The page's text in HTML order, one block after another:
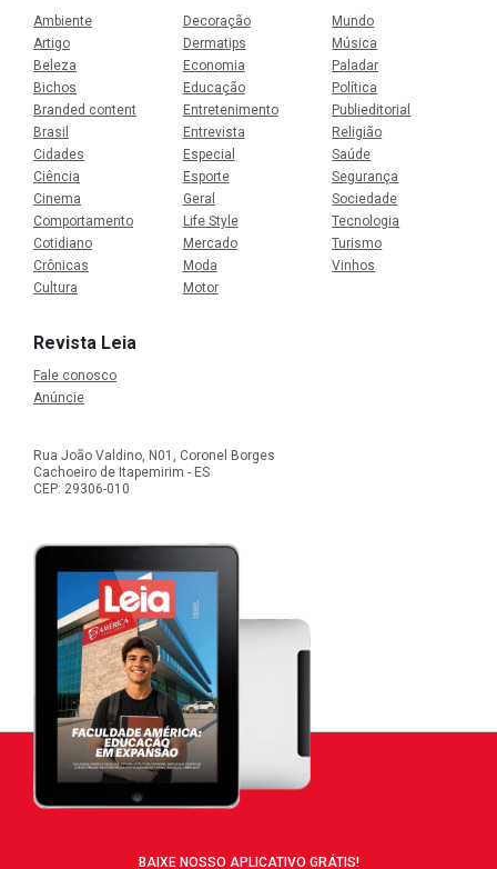
Ambiente
Artigo
Beleza
Bichos
Branded content
Brasil
Cidades
Ciência
Cinema
Comportamento
Cotidiano
Crônicas
Cultura
Decoração
Dermatips
Economia
Educação
Entretenimento
Entrevista
Especial
Esporte
Geral
Life Style
Mercado
Moda
Motor
Mundo
Música
Paladar
Política
Publieditorial
Religião
Saúde
Segurança
Sociedade
Tecnologia
Turismo
Vinhos
Revista Leia
Fale conosco
Anúncie
Rua João Valdino, N01, Coronel Borges
Cachoeiro de Itapemirim - ES
CEP: 29306-010
BAIXE NOSSO APLICATIVO GRÁTIS!